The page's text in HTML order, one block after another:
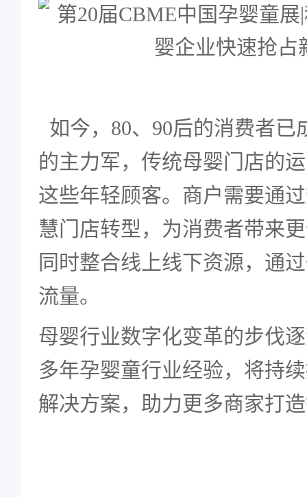
如今，80、90后的消费者已
的主力军，传统母婴门店的
这些年轻顾客。商户需要通
慧门店转型，为消费者带来
同时整合线上线下资源，通
流量。
母婴行业数字化变革的步伐
多年孕婴童行业经验，将持
解决方案，助力更多商家打